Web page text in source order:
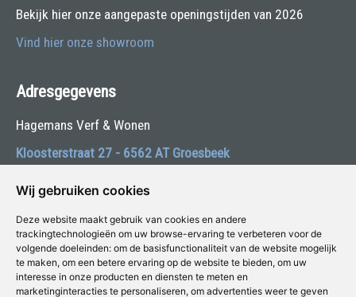
Wij gebruiken cookies
Deze website maakt gebruik van cookies en andere
trackingtechnologieën om uw browse-ervaring te verbeteren voor de
volgende doeleinden: om de basisfunctionaliteit van de website mogelijk
te maken, om een betere ervaring op de website te bieden, om uw
interesse in onze producten en diensten te meten en
marketinginteracties te personaliseren, om advertenties weer te geven
Bekijk hier onze aangepaste openingstijden van 2026
Vind hier onze showroom
Adresgegevens
Hagemans Verf & Wonen
Kloosterstraat 27 - 6562 AT Groesbeek
Volg ons: